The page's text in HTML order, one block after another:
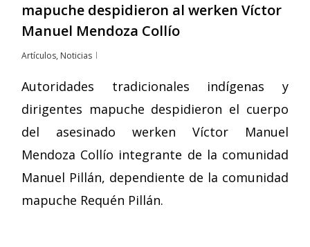
mapuche despidieron al werken Víctor
Manuel Mendoza Collío
Artículos, Noticias
Autoridades tradicionales indígenas y
dirigentes mapuche despidieron el cuerpo
del asesinado werken Víctor Manuel
Mendoza Collío integrante de la comunidad
Manuel Pillán, dependiente de la comunidad
mapuche Requén Pillán.